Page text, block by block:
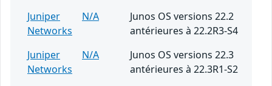
Juniper
Networks
N/A
Junos OS versions 22.2
antérieures à 22.2R3-S4
Juniper
Networks
N/A
Junos OS versions 22.3
antérieures à 22.3R1-S2